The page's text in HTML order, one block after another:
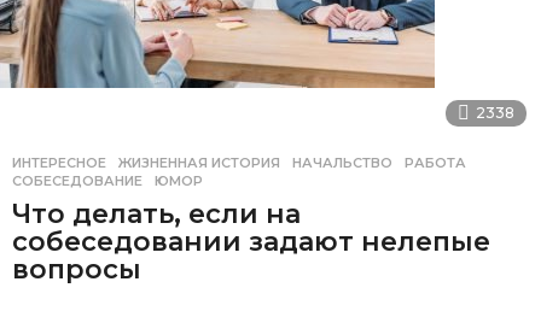
2338
ИНТЕРЕСНОЕ ЖИЗНЕННАЯ ИСТОРИЯ ,НАЧАЛЬСТВО ,РАБОТА
СОБЕСЕДОВАНИЕ
,ЮМОР
Что делать, если на
собеседовании задают нелепые
вопросы